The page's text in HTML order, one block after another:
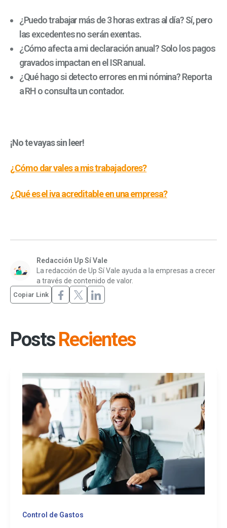
¿Puedo trabajar más de 3 horas extras al día? Sí, pero
las excedentes no serán exentas.
¿Cómo afecta a mi declaración anual? Solo los pagos
gravados impactan en el ISR anual.
¿Qué hago si detecto errores en mi nómina? Reporta
a RH o consulta un contador.
¡No te vayas sin leer!
¿Cómo dar vales a mis trabajadores?
¿Qué es el iva acreditable en una empresa?
Redacción Up Sí Vale
La redacción de Up Sí Vale ayuda a la empresas a crecer
a través de contenido de valor.
Copiar Link
PostsRecientes
Control de Gastos